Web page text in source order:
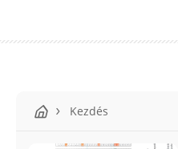
Kezdés